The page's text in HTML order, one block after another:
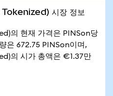
시장 정보
의 현재 가격은 PINSon당
은 672.75 PINSon이며,
의 시가 총액은 €1.37만